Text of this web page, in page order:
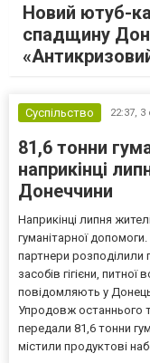
Новий ютуб-
спадщину
Суспільство 22:37, 3
81,6 тонни
наприкінці
Донеччини
Наприкінці липня
гуманітарної допомоги.
партнери розподілили
засобів гігієни,
повідомляють у
Упродовж останнього
передали 81,6 тонни
містили продуктові